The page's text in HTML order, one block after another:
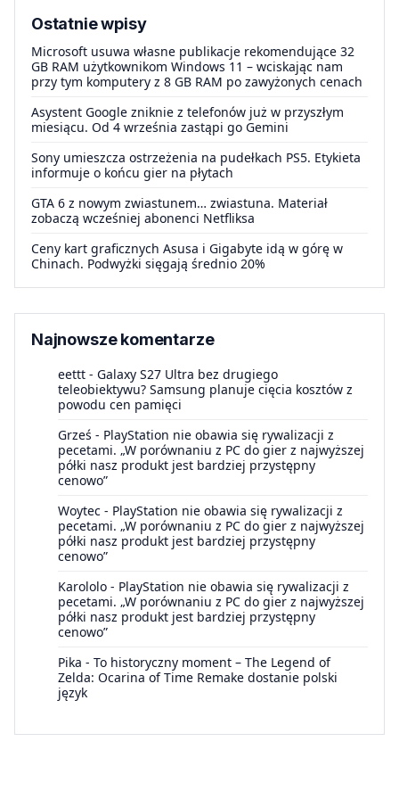
Ostatnie wpisy
Microsoft usuwa własne publikacje rekomendujące 32
GB RAM użytkownikom Windows 11 – wciskając nam
przy tym komputery z 8 GB RAM po zawyżonych cenach
Asystent Google zniknie z telefonów już w przyszłym
miesiącu. Od 4 września zastąpi go Gemini
Sony umieszcza ostrzeżenia na pudełkach PS5. Etykieta
informuje o końcu gier na płytach
GTA 6 z nowym zwiastunem… zwiastuna. Materiał
zobaczą wcześniej abonenci Netfliksa
Ceny kart graficznych Asusa i Gigabyte idą w górę w
Chinach. Podwyżki sięgają średnio 20%
Najnowsze komentarze
eettt - Galaxy S27 Ultra bez drugiego
teleobiektywu? Samsung planuje cięcia kosztów z
powodu cen pamięci
Grześ - PlayStation nie obawia się rywalizacji z
pecetami. „W porównaniu z PC do gier z najwyższej
półki nasz produkt jest bardziej przystępny
cenowo”
Woytec - PlayStation nie obawia się rywalizacji z
pecetami. „W porównaniu z PC do gier z najwyższej
półki nasz produkt jest bardziej przystępny
cenowo”
Karololo - PlayStation nie obawia się rywalizacji z
pecetami. „W porównaniu z PC do gier z najwyższej
półki nasz produkt jest bardziej przystępny
cenowo”
Pika - To historyczny moment – The Legend of
Zelda: Ocarina of Time Remake dostanie polski
język